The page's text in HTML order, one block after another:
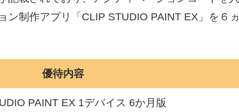
制作アプリ「CLIP STUDIO PAINT EX」を６ヵ
優待内容
PAINT EX 1デバイス 6か月版